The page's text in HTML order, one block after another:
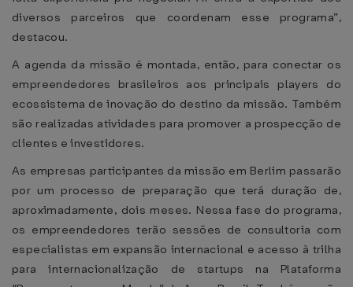
diversos parceiros que coordenam esse programa”,
destacou.
A agenda da missão é montada, então, para conectar os
empreendedores brasileiros aos principais players do
ecossistema de inovação do destino da missão. Também
são realizadas atividades para promover a prospecção de
clientes e investidores.
As empresas participantes da missão em Berlim passarão
por um processo de preparação que terá duração de,
aproximadamente, dois meses. Nessa fase do programa,
os empreendedores terão sessões de consultoria com
especialistas em expansão internacional e acesso à trilha
para internacionalização de startups na Plataforma